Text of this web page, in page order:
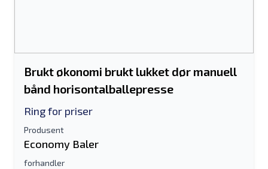
Brukt økonomi brukt lukket dør manuell
bånd horisontalballepresse
Ring for priser
Produsent
Economy Baler
forhandler